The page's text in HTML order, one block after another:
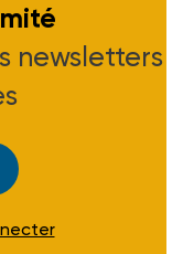
newsletters